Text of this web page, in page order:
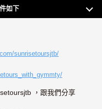
如下
sunrisetoursjtb/
，跟我們分享